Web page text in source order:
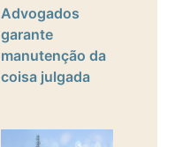
Advogados
garante
manutenção da
coisa julgada